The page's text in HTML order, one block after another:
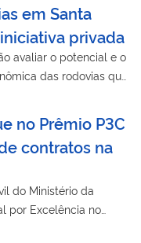
em Santa
privada
avaliar o potencial e o
das rodovias que
no Prêmio P3C
contratos na
do Ministério da
por Excelência no